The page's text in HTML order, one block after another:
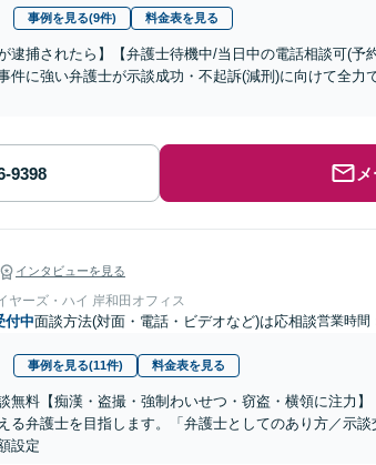
事例を見る(9件) 料金表を見る
逮捕されたら】【弁護士待機中/当日中の電話相談可(
件に強い弁護士が示談成功・不起訴(減刑)に向けて全
インタビューを見る
ヤーズ・ハイ 岸和田オフィス
付中面談方法(対面・電話・ビデオなど)は応相談営業時間
事例を見る(11件) 料金表を見る
無料【痴漢・盗撮・強制わいせつ・窃盗・横領に注力
る弁護士を目指します。「弁護士としてのあり方／示
設定